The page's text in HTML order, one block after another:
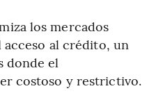
los mercados
al crédito, un
donde el
costoso y restrictivo.